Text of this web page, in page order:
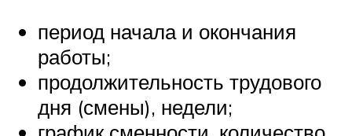
период начала и окончания
работы;
продолжительность трудового
дня (смены), недели;